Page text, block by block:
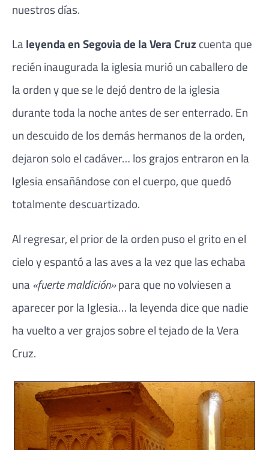
nuestros días.
Laleyenda en Segovia de la Vera Cruz cuenta que
recién inaugurada la iglesia murió un caballero de
la orden y que se le dejó dentro de la iglesia
durante toda la noche antes de ser enterrado. En
un descuido de los demás hermanos de la orden,
dejaron solo el cadáver… los grajos entraron en la
Iglesia ensañándose con el cuerpo, que quedó
totalmente descuartizado.
Al regresar, el prior de la orden puso el grito en el
cielo y espantó a las aves a la vez que las echaba
una«fuerte maldición»para que no volviesen a
aparecer por la Iglesia… la leyenda dice que nadie
ha vuelto a ver grajos sobre el tejado de la Vera
Cruz.